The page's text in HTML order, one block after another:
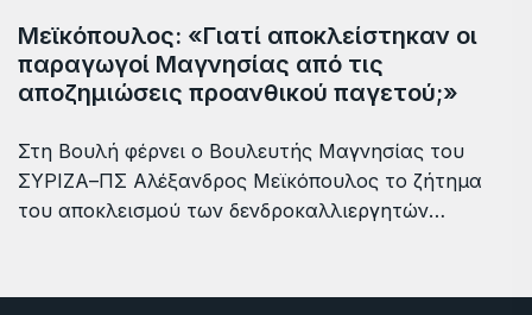
Μεϊκόπουλος: «Γιατί αποκλείστηκαν οι
παραγωγοί Μαγνησίας από τις
αποζημιώσεις προανθικού παγετού;»
Στη Βουλή φέρνει ο Βουλευτής Μαγνησίας του
ΣΥΡΙΖΑ–ΠΣ Αλέξανδρος Μεϊκόπουλος το ζήτημα
του αποκλεισμού των δενδροκαλλιεργητών…